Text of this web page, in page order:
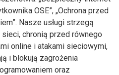
OSE”, „Ochrona przed
Nasze usługi strzegą
chronią przed równego
online i atakami sieciowymi,
i blokują zagrożenia
oraz